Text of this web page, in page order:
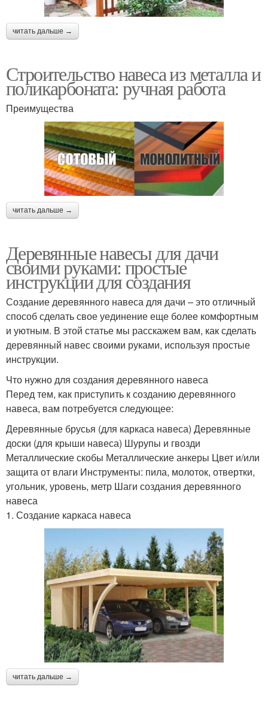
читать дальше →
Строительство навеса из металла и
поликарбоната: ручная работа
Преимущества
читать дальше →
Деревянные навесы для дачи
своими руками: простые
инструкции для создания
Создание деревянного навеса для дачи – это отличный
способ сделать свое уединение еще более комфортным
и уютным. В этой статье мы расскажем вам, как сделать
деревянный навес своими руками, используя простые
инструкции.
Что нужно для создания деревянного навеса
Перед тем, как приступить к созданию деревянного
навеса, вам потребуется следующее:
Деревянные брусья (для каркаса навеса) Деревянные
доски (для крыши навеса) Шурупы и гвозди
Металлические скобы Металлические анкеры Цвет и/или
защита от влаги Инструменты: пила, молоток, отвертки,
угольник, уровень, метр Шаги создания деревянного
навеса
1. Создание каркаса навеса
читать дальше →